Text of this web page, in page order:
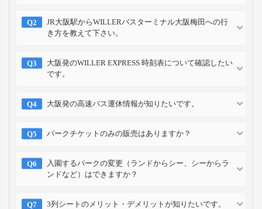
JR大阪駅からWILLERバスターミナル大阪梅田への行
き方を教えて下さい。
大阪発のWILLER EXPRESS 時刻表について確認したい
です。
大阪発の高速バス運休情報が知りたいです。
パークチケットのみの販売はありますか？
入園するパークの変更（ランドからシー、シーからラ
ンドなど）はできますか？
3列シートのメリット・デメリットが知りたいです。